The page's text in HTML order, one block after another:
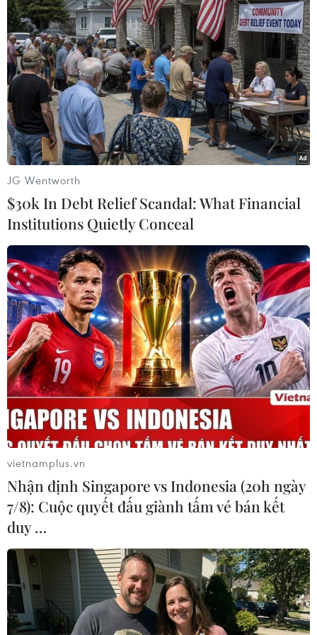
TIN LIÊN QUAN
Tập trung xử lý sự cố tàu vận tải chìm tại
vùng biển Cù Lao Chàm
27/03/2024 03:25
Hiện phần lái tàu bao gồm cabin điều khiển và một
phần khoang hàng phía sau bị chìm xuống nước, các
cơ quan chức năng chưa phát hiện vệt dầu loang xung
quanh khu vực tàu hàng Giang Anh 18 bị nạn.
JG Wentworth
$30k In Debt Relief Scandal: What Financial
Institutions Quietly Conceal
vietnamplus.vn
Nhận định Singapore vs Indonesia (20h ngày
7/8): Cuộc quyết đấu giành tấm vé bán kết
duy …